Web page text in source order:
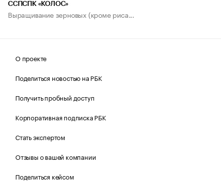
ССПСПК «КОЛОС»
Выращивание зерновых (кроме риса...
О проекте
Поделиться новостью на РБК
Получить пробный доступ
Корпоративная подписка РБК
Стать экспертом
Отзывы о вашей компании
Поделиться кейсом